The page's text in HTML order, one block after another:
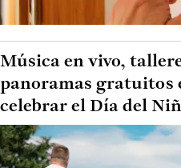
Música en vivo,
panoramas gratuitos
celebrar el Día del